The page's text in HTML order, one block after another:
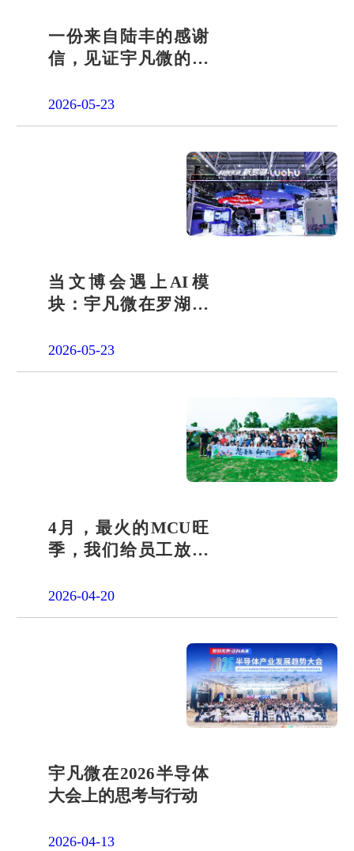
一份来自陆丰的感谢
信，见证宇凡微的社
2026-05-23
当文博会遇上AI模
块：宇凡微在罗湖展
答卷
2026-05-23
4月，最火的MCU旺
季，我们给员工放了
2026-04-20
宇凡微在2026半导体
大会上的思考与行动
2026-04-13